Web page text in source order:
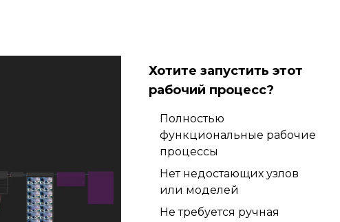
Хотите запустить этот
рабочий процесс?
Полностью
функциональные рабочие
процессы
Нет недостающих узлов
или моделей
Не требуется ручная